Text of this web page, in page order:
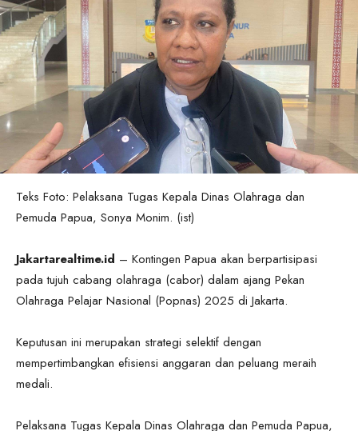
Teks Foto: Pelaksana Tugas Kepala Dinas Olahraga dan
Pemuda Papua, Sonya Monim. (ist)
Jakartarealtime.id – Kontingen Papua akan berpartisipasi
pada tujuh cabang olahraga (cabor) dalam ajang Pekan
Olahraga Pelajar Nasional (Popnas) 2025 di Jakarta.
Keputusan ini merupakan strategi selektif dengan
mempertimbangkan efisiensi anggaran dan peluang meraih
medali.
Pelaksana Tugas Kepala Dinas Olahraga dan Pemuda Papua,